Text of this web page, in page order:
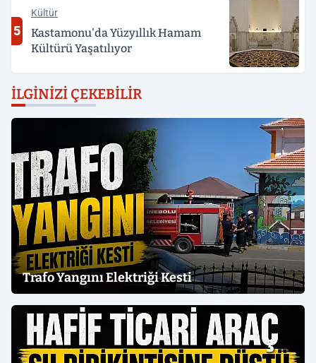
5
Kültür
Kastamonu'da Yüzyıllık Hamam
Kültürü Yaşatılıyor
İLGINIZI ÇEKEBILIR
Trafo Yangını Elektriği Kesti